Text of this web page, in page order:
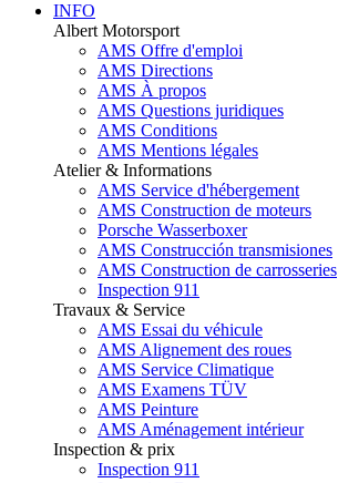
INFO
Albert Motorsport
AMS Offre d'emploi
AMS Directions
AMS À propos
AMS Questions juridiques
AMS Conditions
AMS Mentions légales
Atelier & Informations
AMS Service d'hébergement
AMS Construction de moteurs
Porsche Wasserboxer
AMS Construcción transmisiones
AMS Construction de carrosseries
Inspection 911
Travaux & Service
AMS Essai du véhicule
AMS Alignement des roues
AMS Service Climatique
AMS Examens TÜV
AMS Peinture
AMS Aménagement intérieur
Inspection & prix
Inspection 911